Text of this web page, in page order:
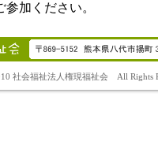
加ください。
社会福祉法人権現福祉会 All Rights